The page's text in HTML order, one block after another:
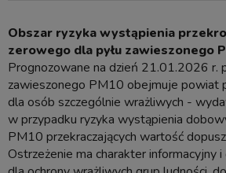
Obszar ryzyka wystąpienia
zerowego dla pyłu zawieszonego
Prognozowane na dzień 21.01.2026 r.
zawieszonego PM10 obejmuje powiat
dla osób szczególnie wrażliwych -
w przypadku ryzyka wystąpienia
PM10 przekraczających wartość
Ostrzeżenie ma charakter informacyjny